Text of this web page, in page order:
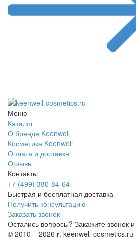
Меню
Каталог
О бренде Keenwell
Косметика Keenwell
Оплата и доставка
Отзывы
Контакты
+7 (499) 380-84-64
Быстрая и бесплатная доставка
Получить консультацию
Заказать звонок
Остались вопросы? Закажите звонок
© 2010 – 2026 г. keenwell-cosmetics.ru